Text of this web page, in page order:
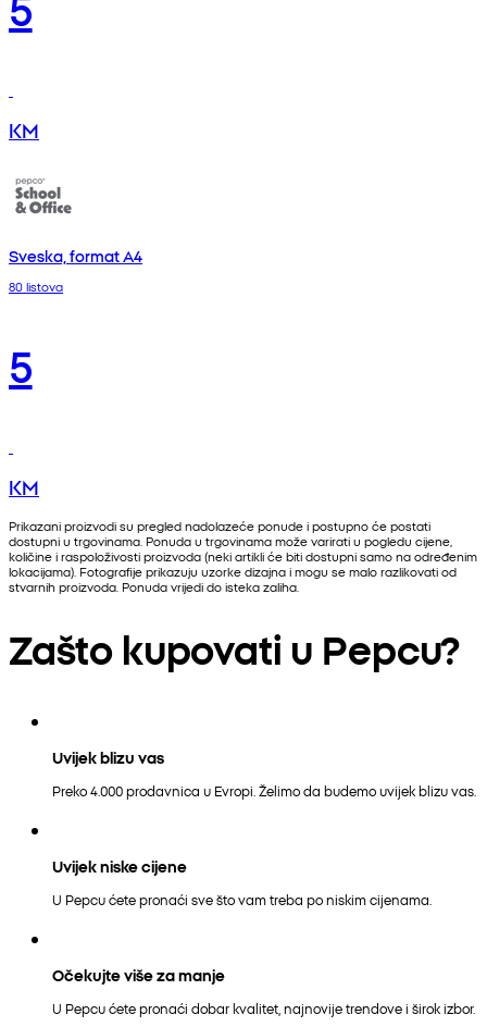
KM
Sveska, format A4
80 listova
5
KM
Prikazani proizvodi su pregled nadolazeće ponude i postupno će postati
dostupni u trgovinama. Ponuda u trgovinama može varirati u pogledu cijene,
količine i raspoloživosti proizvoda (neki artikli će biti dostupni samo na određenim
lokacijama). Fotografije prikazuju uzorke dizajna i mogu se malo razlikovati od
stvarnih proizvoda. Ponuda vrijedi do isteka zaliha.
Zašto kupovati u Pepcu?
Uvijek blizu vas
Preko 4.000 prodavnica u Evropi. Želimo da budemo uvijek blizu vas.
Uvijek niske cijene
U Pepcu ćete pronaći sve što vam treba po niskim cijenama.
Očekujte više za manje
U Pepcu ćete pronaći dobar kvalitet, najnovije trendove i širok izbor.